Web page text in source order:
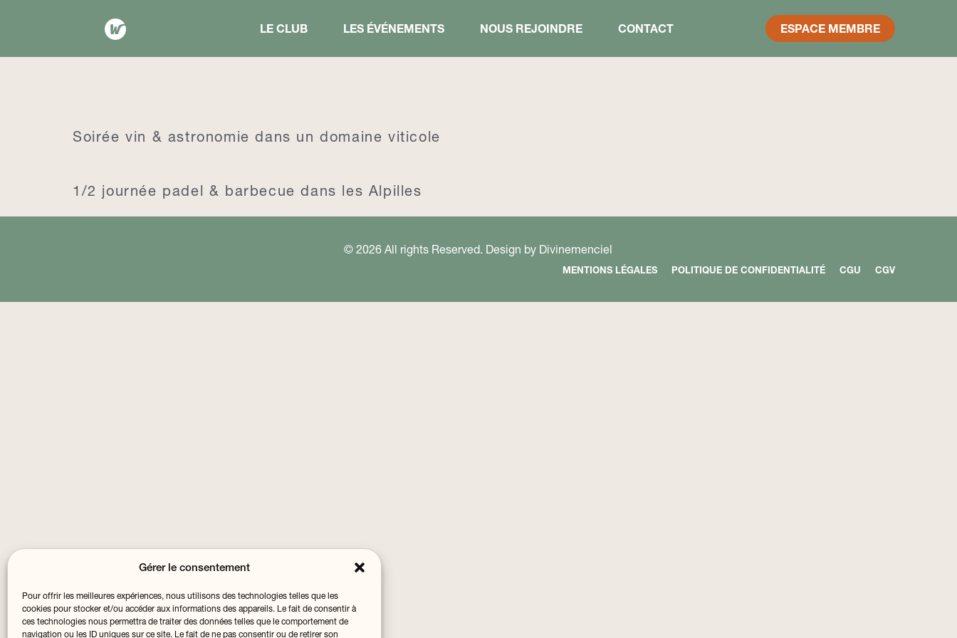
Gérer le consentement
Pour offrir les meilleures expériences, nous utilisons des technologies telles que les
cookies pour stocker et/ou accéder aux informations des appareils. Le fait de consentir à
ces technologies nous permettra de traiter des données telles que le comportement de
navigation ou les ID uniques sur ce site. Le fait de ne pas consentir ou de retirer son
LE CLUB LES ÉVÉNEMENTS NOUS REJOINDRE CONTACT ESPACE MEMBRE
Soirée vin & astronomie dans un domaine viticole
1/2 journée padel & barbecue dans les Alpilles
© 2026 All rights Reserved. Design by Divinemenciel
MENTIONS LÉGALES POLITIQUE DE CONFIDENTIALITÉ CGU CGV